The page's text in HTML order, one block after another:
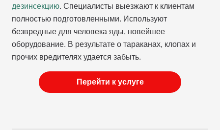
дезинсекцию. Специалисты выезжают к клиентам
полностью подготовленными. Используют
безвредные для человека яды, новейшее
оборудование. В результате о тараканах, клопах и
прочих вредителях удается забыть.
Перейти к услуге